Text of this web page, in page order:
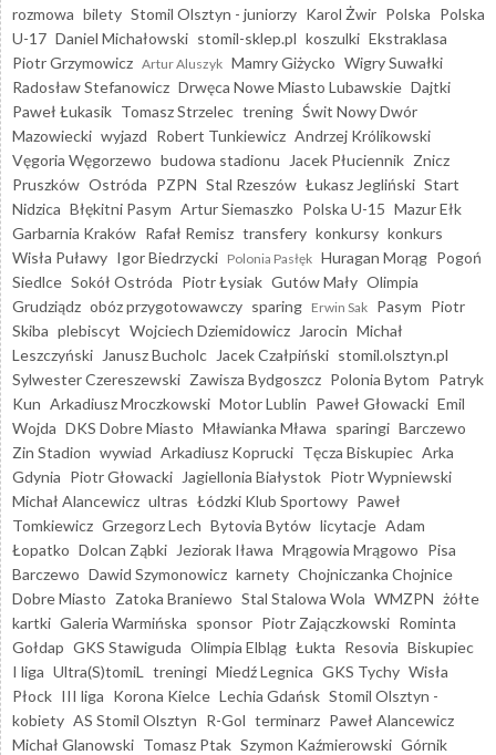
rozmowa bilety Stomil Olsztyn - juniorzy Karol Żwir Polska Polska
U-17 Daniel Michałowski stomil-sklep.pl koszulki Ekstraklasa
Piotr Grzymowicz Artur Aluszyk Mamry Giżycko Wigry Suwałki
Radosław Stefanowicz Drwęca Nowe Miasto Lubawskie Dajtki
Paweł Łukasik Tomasz Strzelec trening Świt Nowy Dwór
Mazowiecki wyjazd Robert Tunkiewicz Andrzej Królikowski
Vęgoria Węgorzewo budowa stadionu Jacek Płuciennik Znicz
Pruszków Ostróda PZPN Stal Rzeszów Łukasz Jegliński Start
Nidzica Błękitni Pasym Artur Siemaszko Polska U-15 Mazur Ełk
Garbarnia Kraków Rafał Remisz transfery konkursy konkurs
Wisła Puławy Igor Biedrzycki Polonia Pasłęk Huragan Morąg Pogoń
Siedlce Sokół Ostróda Piotr Łysiak Gutów Mały Olimpia
Grudziądz obóz przygotowawczy sparing Erwin Sak Pasym Piotr
Skiba plebiscyt Wojciech Dziemidowicz Jarocin Michał
Leszczyński
Janusz Bucholc Jacek Czałpiński stomil.olsztyn.pl
Sylwester Czereszewski Zawisza Bydgoszcz Polonia Bytom Patryk
Kun Arkadiusz Mroczkowski Motor Lublin Paweł Głowacki Emil
Wojda DKS Dobre Miasto Mławianka Mława sparingi Barczewo
Zin Stadion wywiad Arkadiusz Koprucki Tęcza Biskupiec Arka
Gdynia Piotr Głowacki Jagiellonia Białystok Piotr Wypniewski
Michał Alancewicz ultras Łódzki Klub Sportowy Paweł
Tomkiewicz Grzegorz Lech Bytovia Bytów licytacje Adam
Łopatko Dolcan Ząbki Jeziorak Iława Mrągowia Mrągowo Pisa
Barczewo Dawid Szymonowicz karnety Chojniczanka Chojnice
Dobre Miasto Zatoka Braniewo Stal Stalowa Wola WMZPN żółte
kartki Galeria Warmińska sponsor Piotr Zajączkowski Rominta
Gołdap GKS Stawiguda Olimpia Elbląg Łukta Resovia Biskupiec
I liga Ultra(S)tomiL treningi Miedź Legnica GKS Tychy Wisła
Płock III liga Korona Kielce Lechia Gdańsk Stomil Olsztyn -
kobiety AS Stomil Olsztyn R-Gol terminarz Paweł Alancewicz
Michał Glanowski Tomasz Ptak Szymon Kaźmierowski Górnik